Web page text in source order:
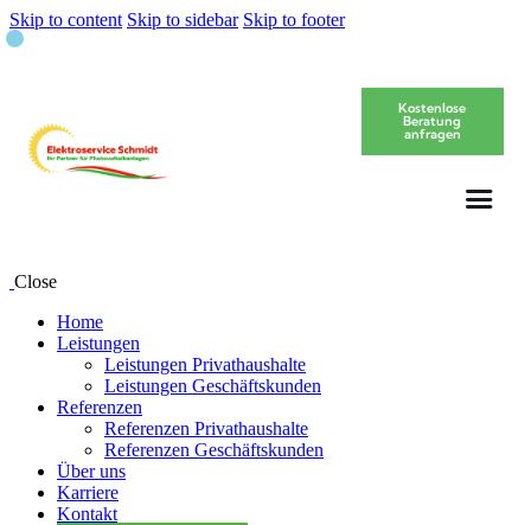
Skip to content Skip to sidebar Skip to footer
Kostenlose
Beratung
anfragen
Close
Home
Leistungen
Leistungen Privathaushalte
Leistungen Geschäftskunden
Referenzen
Referenzen Privathaushalte
Referenzen Geschäftskunden
Über uns
Karriere
Kontakt